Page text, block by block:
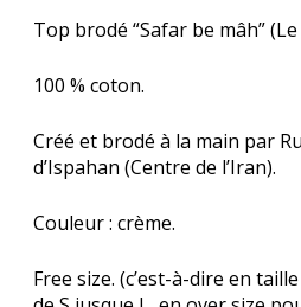
Top brodé “Safar be mâh”
100 % coton.
Créé et brodé à la main par
d’Ispahan (Centre de l’Iran).
Couleur : crème.
Free size. (c’est-à-dire en